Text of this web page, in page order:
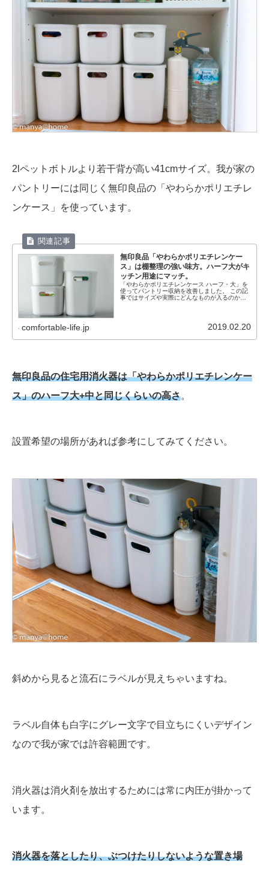
2lペットボトルより若干背が高い41cmサイズ。我が家の
パントリーには同じく無印良品の「やわらかポリエチレ
ンケース」を使っています。
無印良品「やわらかポリエチレンケー
ス」は棚整理の強い味方。ハーフ大がキ
ッチン用途にマッチ。
「やわらかポリエチレンケース ハーフ・大」を
使ってパントリー収納を改善しました。 この記
事ではサイズや実際にどんなものが入るのかま
comfortable-life.jp 2019.02.20
無印良品の住宅用消火器は「やわらかポリエチレンケー
ス」のハーフ大+中と同じくらいの高さ。
設置希望の場所があれば参考にしてみてください。
斜めから見ると流石にラベルが見えちゃいますね。
ラベル自体も白字にグレー文字で目立ちにくいデザイン
なので我が家では許容範囲です。
消火器は消火剤を放出するためには常に内圧が掛かって
います。
消火器を落としたり、ぶつけたりしないような置き場